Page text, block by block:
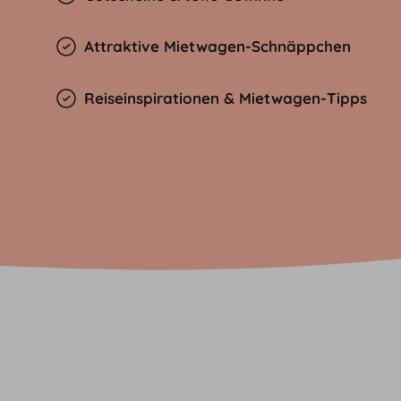
Attraktive Mietwagen-Schnäppchen
Reiseinspirationen & Mietwagen-Tipps